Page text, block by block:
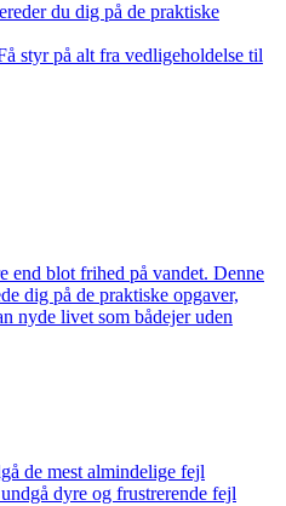
du dig på de praktiske
styr på alt fra vedligeholdelse til
end blot frihed på vandet. Denne
dig på de praktiske opgaver,
nyde livet som bådejer uden
de mest almindelige fejl
dyre og frustrerende fejl